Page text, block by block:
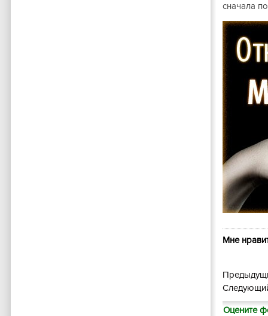
сначала
Мне
Оцените